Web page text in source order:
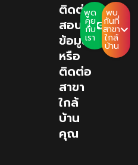
ติดต่อ
สอบถาม
ข้อมูล
หรือ
ติดต่อ
สาขา
ใกล้
บ้าน
คุณ
พูด
คุย
กับ
เรา
พบ
กันที่
สาขา
ใกล้
บ้าน